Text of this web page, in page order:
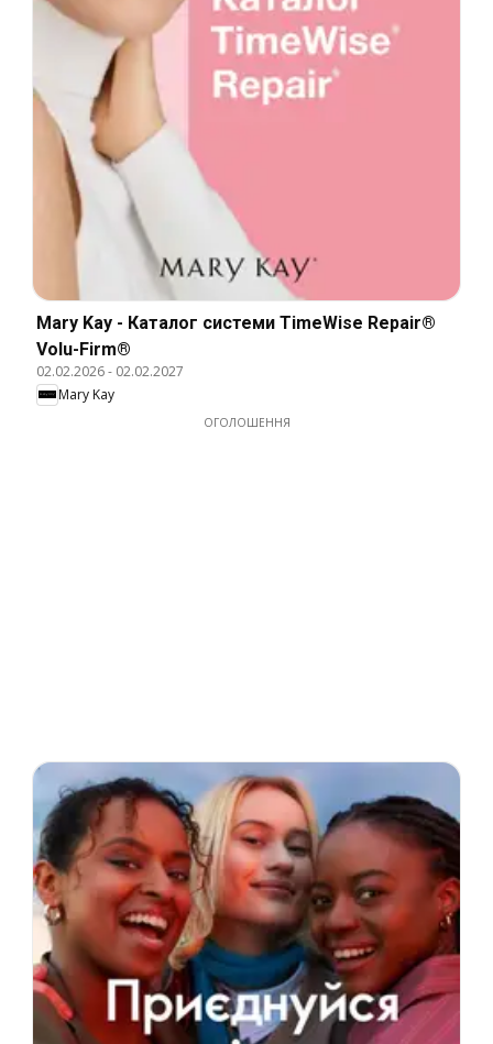
Mary Kay - Каталог системи TimeWise Repair®
Volu-Firm®
02.02.2026- 02.02.2027
Mary Kay
ОГОЛОШЕННЯ